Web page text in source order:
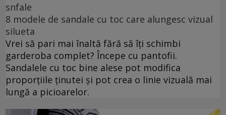
snfale
8 modele de sandale cu toc care alungesc vizual
silueta
Vrei să pari mai înaltă fără să îți schimbi
garderoba complet? Începe cu pantofii.
Sandalele cu toc bine alese pot modifica
proporțiile ținutei și pot crea o linie vizuală mai
lungă a picioarelor.